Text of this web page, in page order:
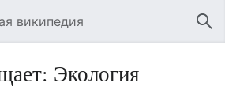
википедия
Экология